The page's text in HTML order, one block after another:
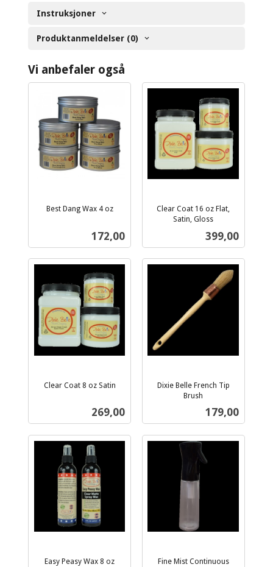
Instruksjoner
Produktanmeldelser (0)
Vi anbefaler også
Best Dang Wax 4 oz
Pris
172,00
Clear Coat 16 oz Flat,
Satin, Gloss
Pris
399,00
Clear Coat 8 oz Satin
Pris
269,00
Dixie Belle French Tip
Brush
Pris
179,00
Easy Peasy Wax 8 oz
Fine Mist Continuous